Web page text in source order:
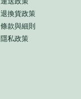
退換貨政策
條款與細則
隱私政策